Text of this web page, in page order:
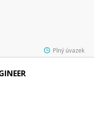
Plný úvazek